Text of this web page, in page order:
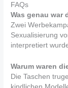
FAQs
Was genau war
Zwei
Sexualisierung
interpretiert
Warum waren
Die Taschen